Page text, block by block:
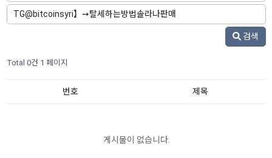
검색
Total 0건 1 페이지
번호 제목
게시물이 없습니다.